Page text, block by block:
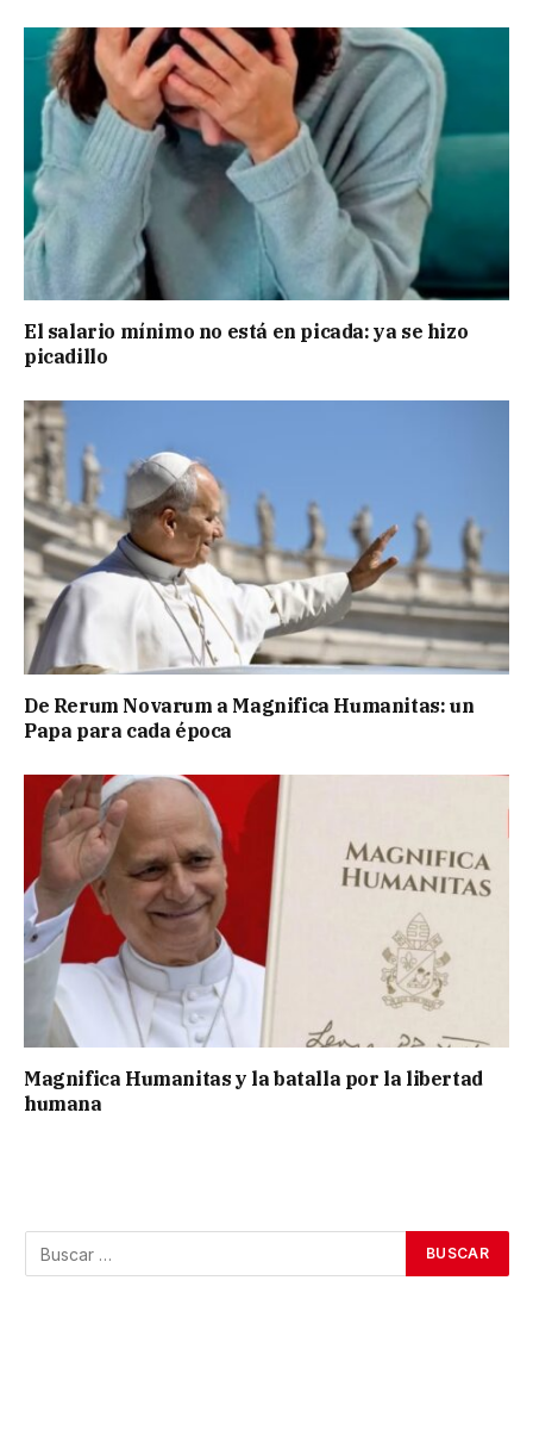
El salario mínimo no está en picada: ya se hizo
picadillo
De Rerum Novarum a Magnifica Humanitas: un
Papa para cada época
Magnifica Humanitas y la batalla por la libertad
humana